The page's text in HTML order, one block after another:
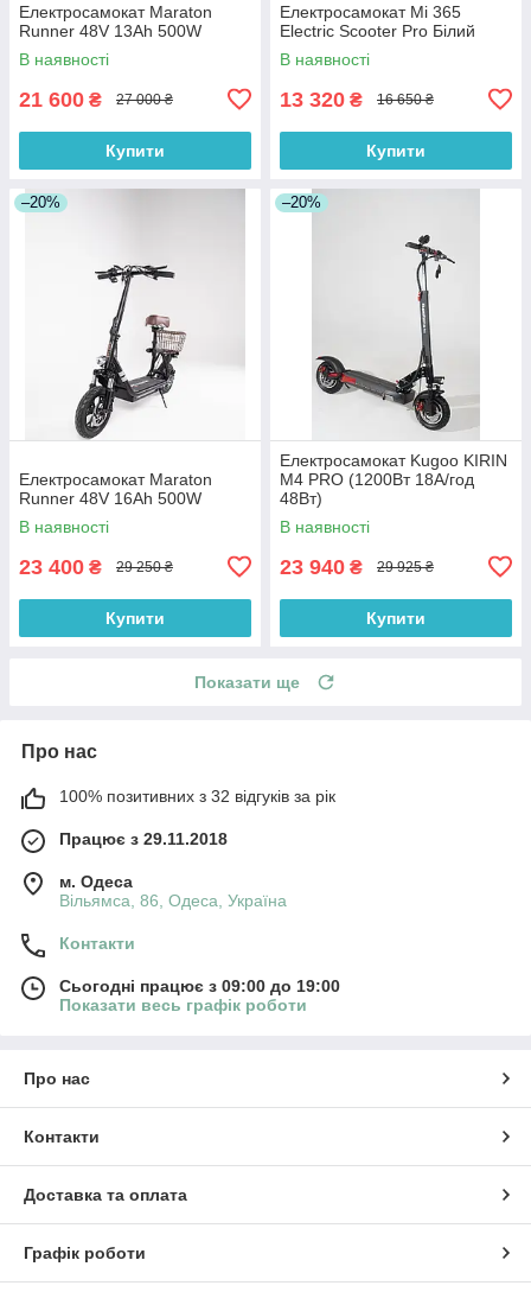
Електросамокат Maraton
Runner 48V 13Ah 500W
В наявності
21 600 ₴ 27 000 ₴
Купити
Електросамокат Mi 365
Electric Scooter Pro Білий
В наявності
13 320 ₴ 16 650 ₴
Купити
–20%
Електросамокат Maraton
Runner 48V 16Ah 500W
В наявності
23 400 ₴ 29 250 ₴
Купити
–20%
Електросамокат Kugoo KIRIN
M4 PRO (1200Вт 18А/год
48Вт)
В наявності
23 940 ₴ 29 925 ₴
Купити
Показати ще
Про нас
100% позитивних з 32 відгуків за рік
Працює з 29.11.2018
м. Одеса
Вільямса, 86, Одеса, Україна
Контакти
Сьогодні працює з 09:00 до 19:00
Показати весь графік роботи
Про нас
Контакти
Доставка та оплата
Графік роботи